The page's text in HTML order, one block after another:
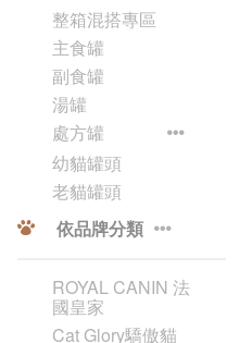
整箱混搭專區
主食罐
副食罐
湯罐
處方罐
幼貓罐頭
老貓罐頭
依品牌分類
ROYAL CANIN 法
國皇家
Cat Glory驕傲貓